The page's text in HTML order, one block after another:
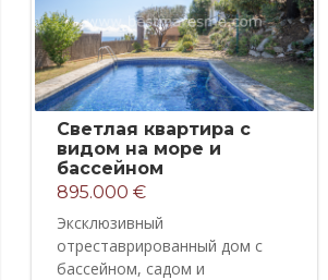
Светлая квартира с
видом на море и
бассейном
895.000 €
Эксклюзивный
отреставрированный дом с
бассейном, садом и